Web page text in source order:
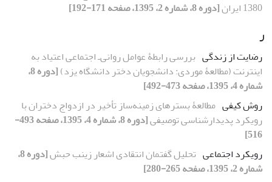
1380 ایران
[دوره 8، شماره 2، 1395، صفحه 171-192]
ر
رضایت از زندگی بررسی رابطۀ عوامل روانی‌ـ اجتماعی اعتیاد به
اینترنت (مطالعۀ موردی: دانشجویان دختر دانشگاه یزد)
[دوره 8،
شماره 4، 1395، صفحه 473-492]
روش کیفی مطالعۀ بسترهای زمینه‌ساز تأخیر در ازدواج دختران با
رویکرد پدیدارشناسی توصیفی
[دوره 8، شماره 4، 1395، صفحه 493-
516]
رویکرد اجتماعی تحلیل گفتمان انتقادی اشعار زینب حبش
[دوره 8،
شماره 2، 1395، صفحه 265-280]